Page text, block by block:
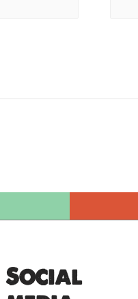
Social